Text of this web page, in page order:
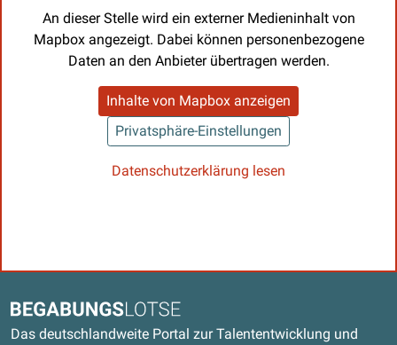
An dieser Stelle wird ein externer Medieninhalt von
Mapbox angezeigt. Dabei können personenbezogene
Daten an den Anbieter übertragen werden.
Inhalte von Mapbox anzeigen
Privatsphäre-Einstellungen
Datenschutzerklärung lesen
Begabungslotse
Das deutschlandweite Portal zur Talententwicklung und